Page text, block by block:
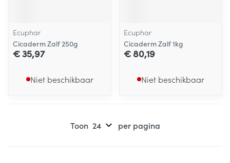
Ecuphar
Cicaderm Zalf 250g
€ 35,97
Niet beschikbaar
Ecuphar
Cicaderm Zalf 1kg
€ 80,19
Niet beschikbaar
Toon per pagina